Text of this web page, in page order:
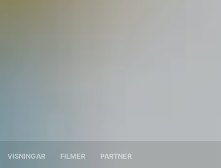
VISNINGAR FILMER PARTNER